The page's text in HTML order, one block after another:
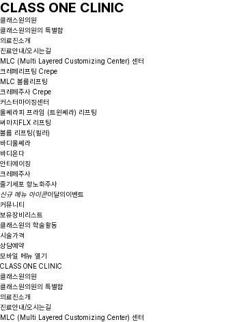
CLASS ONE CLINIC
클래스원의원
클래스원의원의 특별함
의료진소개
진료안내/오시는길
MLC (Multi Layered Customizing Center) 센터
크레페리프팅 Crepe
MLC 볼륨리프팅
크레페주사 Crepe
커스터마이징센터
울쎄라피 프라임 (트윈쎄라) 리프팅
써마지FLX 리프팅
볼륨 리프팅(필러)
바디울쎄라
바디온다
안티에이징
크레페주사
줄기세포 항노화주사
신규 메뉴 아이콘이달의이벤트
커뮤니티
보유장비리스트
클래스원의 학술활동
시술가격
상담예약
모바일 메뉴 열기
CLASS ONE CLINIC
클래스원의원
클래스원의원의 특별함
의료진소개
진료안내/오시는길
MLC (Multi Layered Customizing Center) 센터